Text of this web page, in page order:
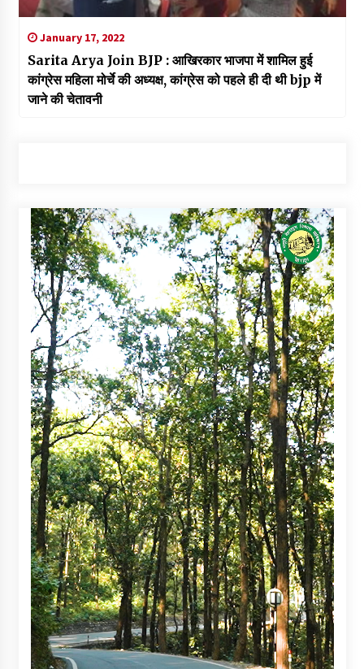
January 17, 2022
Sarita Arya Join BJP : आखिरकार भाजपा में शामिल हुई
कांग्रेस महिला मोर्चे की अध्यक्ष, कांग्रेस को पहले ही दी थी bjp में
जाने की चेतावनी